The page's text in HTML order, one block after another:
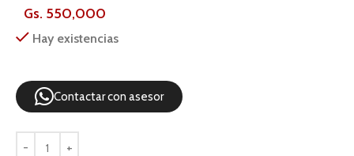
Gs. 550,000
Hay existencias
Contactar con asesor